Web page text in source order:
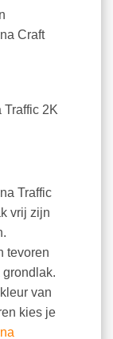
Craft
Traffic 2K
Traffic
vrij zijn
tevoren
van
kies je